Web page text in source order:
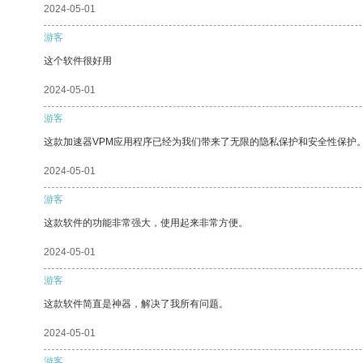
2024-05-01
游客
这个软件很好用
2024-05-01
游客
这款加速器VPM应用程序已经为我们带来了无限的隐私保护和安全性保护
2024-05-01
游客
这款软件的功能非常强大，使用起来非常方便。
2024-05-01
游客
这款软件简直是神器，解决了我所有问题。
2024-05-01